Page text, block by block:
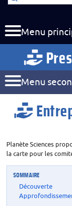
Menu
Menu
Planète Sciences
la carte pour les
SOMMAIRE
Découverte